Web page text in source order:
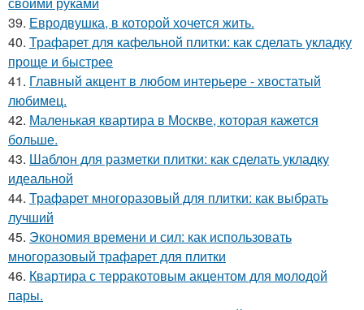
39. Евродвушка, в которой хочется жить.
40. Трафарет для кафельной плитки: как сделать укладку
проще и быстрее
41. Главный акцент в любом интерьере - хвостатый
любимец.
42. Маленькая квартира в Москве, которая кажется
больше.
43. Шаблон для разметки плитки: как сделать укладку
идеальной
44. Трафарет многоразовый для плитки: как выбрать
лучший
45. Экономия времени и сил: как использовать
многоразовый трафарет для плитки
46. Квартира с терракотовым акцентом для молодой
пары.